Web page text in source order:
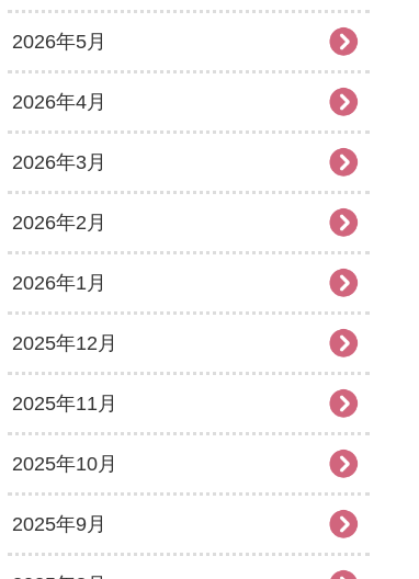
2026年5月
2026年4月
2026年3月
2026年2月
2026年1月
2025年12月
2025年11月
2025年10月
2025年9月